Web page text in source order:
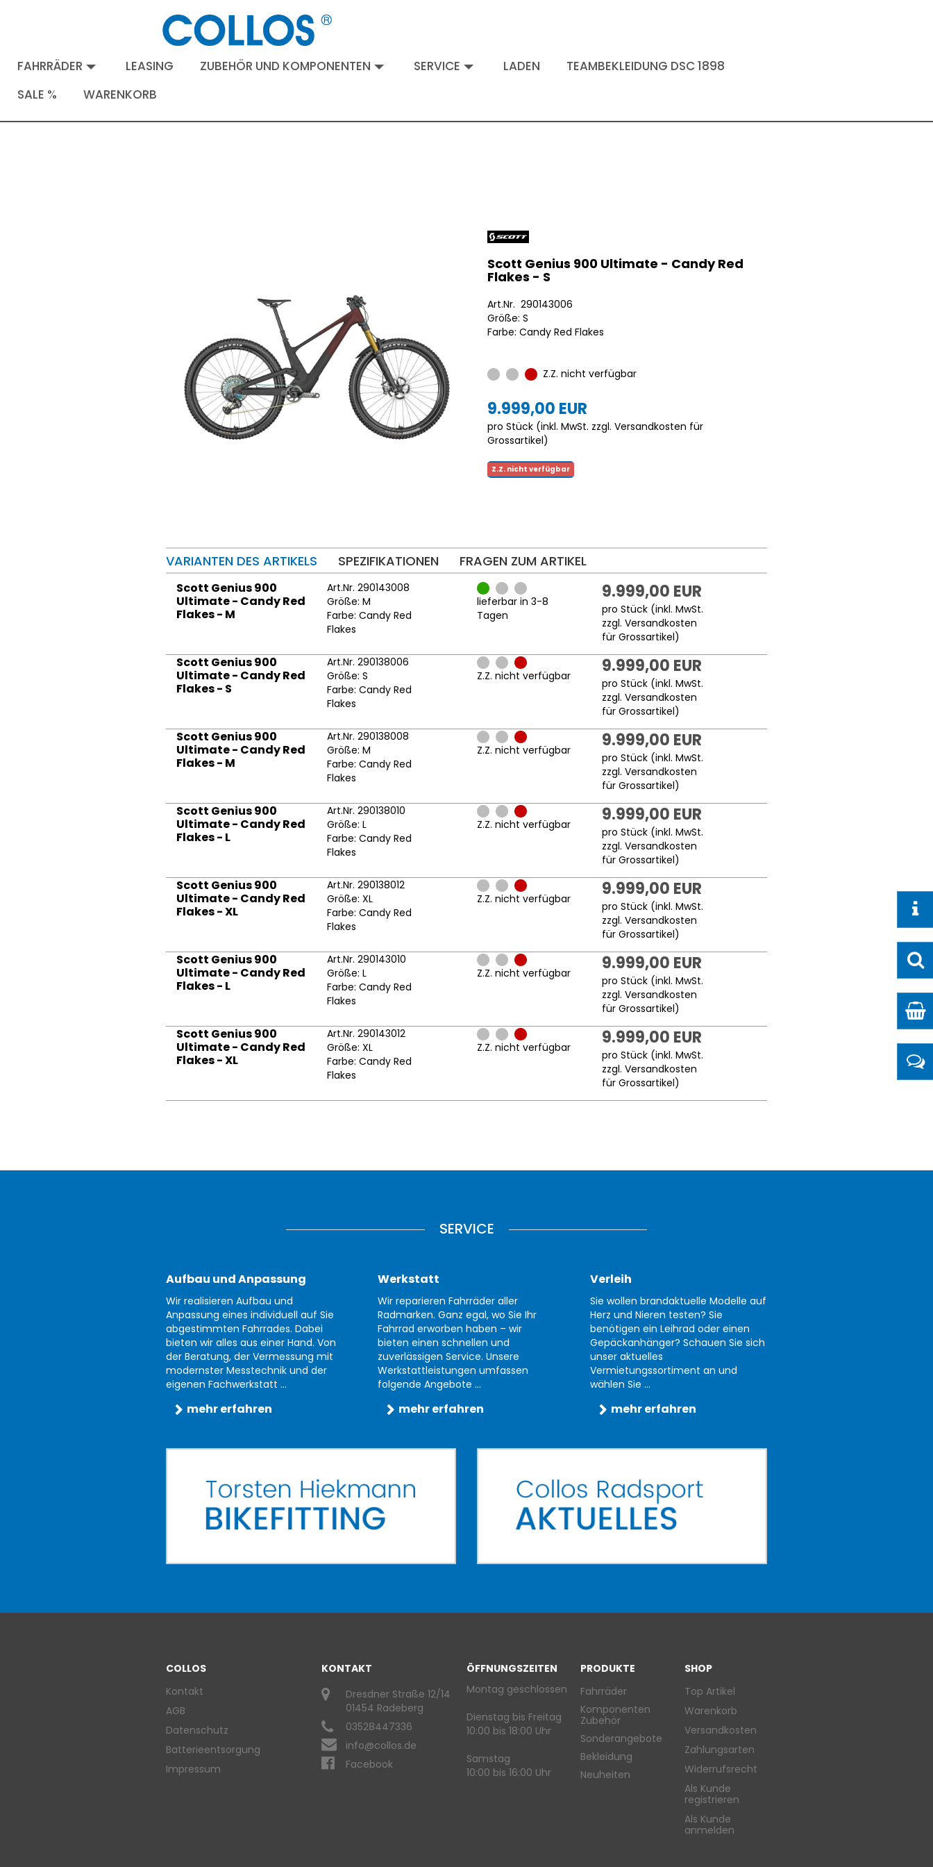
FAHRRÄDER LEASING ZUBEHÖR UND KOMPONENTEN SERVICE LADEN
TEAMBEKLEIDUNG DSC 1898
SALE %
WARENKORB
Scott Genius 900 Ultimate - Candy Red
Flakes - S
Art.Nr. 290143006
Größe: S
Farbe: Candy Red Flakes
Z.Z. nicht verfügbar
9.999,00 EUR
pro Stück (inkl. MwSt. zzgl. Versandkosten für
Grossartikel)
Z.Z. nicht verfügbar
VARIANTEN DES ARTIKELS SPEZIFIKATIONEN FRAGEN ZUM ARTIKEL
Scott Genius 900
Ultimate - Candy Red
Flakes - M
Art.Nr. 290143008
Größe: M
Farbe: Candy Red
Flakes
lieferbar in 3-8
Tagen
9.999,00 EUR
pro Stück (inkl. MwSt.
zzgl.Versandkosten
für Grossartikel)
Scott Genius 900
Ultimate - Candy Red
Flakes - S
Art.Nr. 290138006
Größe: S
Farbe: Candy Red
Flakes
Z.Z. nicht verfügbar 9.999,00 EUR
pro Stück (inkl. MwSt.
zzgl.Versandkosten
für Grossartikel)
Scott Genius 900
Ultimate - Candy Red
Flakes - M
Art.Nr. 290138008
Größe: M
Farbe: Candy Red
Flakes
Z.Z. nicht verfügbar 9.999,00 EUR
pro Stück (inkl. MwSt.
zzgl.Versandkosten
für Grossartikel)
Scott Genius 900
Ultimate - Candy Red
Flakes - L
Art.Nr. 290138010
Größe: L
Farbe: Candy Red
Flakes
Z.Z. nicht verfügbar 9.999,00 EUR
pro Stück (inkl. MwSt.
zzgl.Versandkosten
für Grossartikel)
Scott Genius 900
Ultimate - Candy Red
Flakes - XL
Art.Nr. 290138012
Größe: XL
Farbe: Candy Red
Flakes
Z.Z. nicht verfügbar 9.999,00 EUR
pro Stück (inkl. MwSt.
zzgl.Versandkosten
für Grossartikel)
Scott Genius 900
Ultimate - Candy Red
Flakes - L
Art.Nr. 290143010
Größe: L
Farbe: Candy Red
Flakes
Z.Z. nicht verfügbar 9.999,00 EUR
pro Stück (inkl. MwSt.
zzgl.Versandkosten
für Grossartikel)
Scott Genius 900
Ultimate - Candy Red
Flakes - XL
Art.Nr. 290143012
Größe: XL
Farbe: Candy Red
Flakes
Z.Z. nicht verfügbar 9.999,00 EUR
pro Stück (inkl. MwSt.
zzgl.Versandkosten
für Grossartikel)
SERVICE
Aufbau und Anpassung
Wir realisieren Aufbau und
Anpassung eines individuell auf Sie
abgestimmten Fahrrades. Dabei
bieten wir alles aus einer Hand. Von
der Beratung, der Vermessung mit
modernster Messtechnik und der
eigenen Fachwerkstatt ...
mehr erfahren
Werkstatt
Wir reparieren Fahrräder aller
Radmarken. Ganz egal, wo Sie Ihr
Fahrrad erworben haben – wir
bieten einen schnellen und
zuverlässigen Service. Unsere
Werkstattleistungen umfassen
folgende Angebote ...
mehr erfahren
Verleih
Sie wollen brandaktuelle Modelle auf
Herz und Nieren testen? Sie
benötigen ein Leihrad oder einen
Gepäckanhänger? Schauen Sie sich
unser aktuelles
Vermietungssortiment an und
wählen Sie ...
mehr erfahren
COLLOS
Kontakt
AGB
Datenschutz
Batterieentsorgung
Impressum
KONTAKT
Dresdner Straße 12/14
01454 Radeberg
03528447336
info@collos.de
Facebook
ÖFFNUNGSZEITEN
Montag geschlossen
Dienstag bis Freitag
10:00 bis 18:00 Uhr
Samstag
10:00 bis 16:00 Uhr
PRODUKTE
Fahrräder
Komponenten
Zubehör
Sonderangebote
Bekleidung
Neuheiten
SHOP
Top Artikel
Warenkorb
Versandkosten
Zahlungsarten
Widerrufsrecht
Als Kunde
registrieren
Als Kunde
anmelden